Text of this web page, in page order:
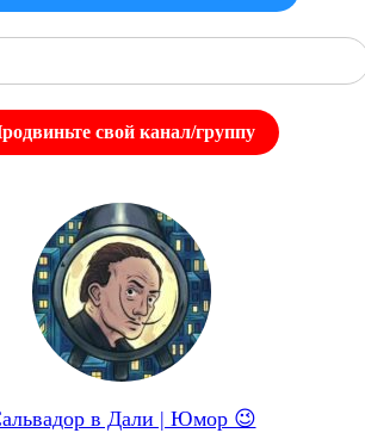
свой канал/группу
в Дали | Юмор 😉